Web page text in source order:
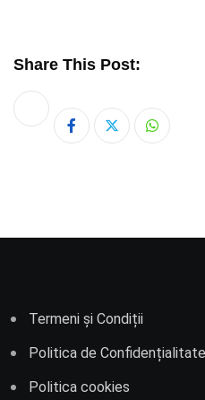
Share This Post:
Whatsapp
Termeni și Condiții
Politica de
Politica cookies